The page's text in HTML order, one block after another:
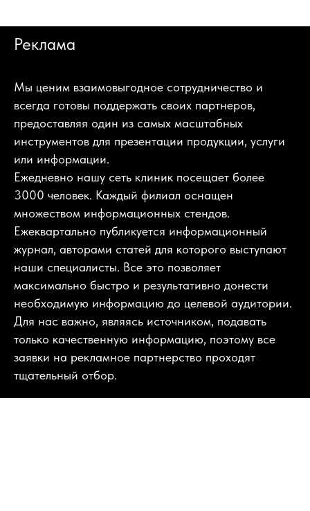
Реклама
Мы ценим взаимовыгодное сотрудничество и
всегда готовы поддержать своих партнеров,
предоставляя один из самых масштабных
инструментов для презентации продукции, услуги
или информации.
Ежедневно нашу сеть клиник посещает более
3000 человек. Каждый филиал оснащен
множеством информационных стендов.
Ежеквартально публикуется информационный
журнал, авторами статей для которого выступают
наши специалисты. Все это позволяет
максимально быстро и результативно донести
необходимую информацию до целевой аудитории.
Для нас важно, являясь источником, подавать
только качественную информацию, поэтому все
заявки на рекламное партнерство проходят
тщательный отбор.